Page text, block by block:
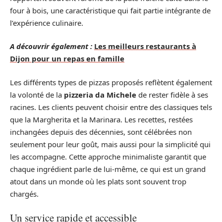
four à bois, une caractéristique qui fait partie intégrante de
l’expérience culinaire.
A découvrir également : Les meilleurs restaurants à
Dijon pour un repas en famille
Les différents types de pizzas proposés reflètent également
la volonté de la pizzeria da Michele de rester fidèle à ses
racines. Les clients peuvent choisir entre des classiques tels
que la Margherita et la Marinara. Les recettes, restées
inchangées depuis des décennies, sont célébrées non
seulement pour leur goût, mais aussi pour la simplicité qui
les accompagne. Cette approche minimaliste garantit que
chaque ingrédient parle de lui-même, ce qui est un grand
atout dans un monde où les plats sont souvent trop
chargés.
Un service rapide et accessible